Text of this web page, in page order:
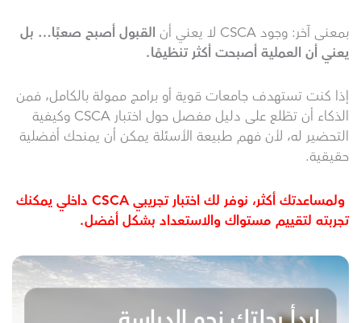
بمعنى آخر: وجود CSCA لا يعني أن
القبول أصبح صعبًا… بل
يعني أن العملية أصبحت أكثر تنظيمًا.
إذا كنت تستهدف جامعات قوية أو برامج ممولة بالكامل، فمن
الذكاء أن تطّلع على دليل مفصل حول اختبار CSCA وكيفية
التحضير له، لأن فهم طبيعة الأسئلة يمكن أن يمنحك أفضلية
حقيقية.
ولمساعدتك أكثر، نوفر لك اختبار تجريبي CSCA داخلي يمكنك
تجربته لتقييم مستواك والاستعداد بشكل أفضل.